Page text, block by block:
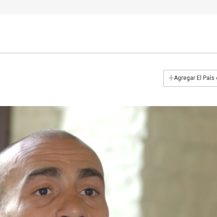
+Agregar El País